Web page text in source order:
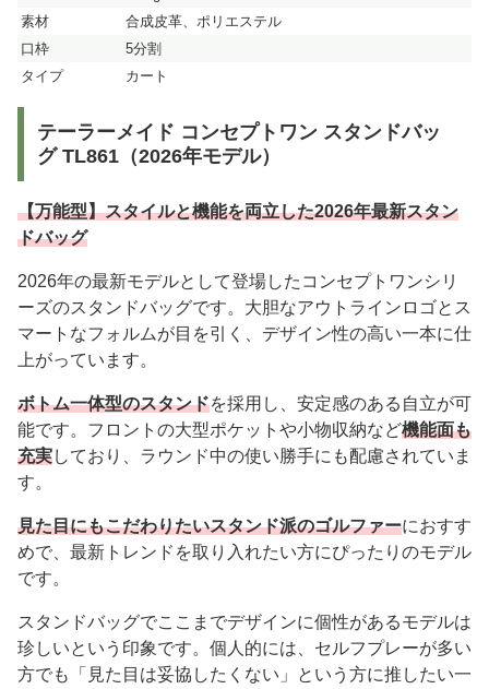
素材
合成皮革、ポリエステル
口枠
5分割
タイプ
カート
テーラーメイド コンセプトワン スタンドバッ
グ TL861（2026年モデル）
【万能型】スタイルと機能を両立した2026年最新スタン
ドバッグ
2026年の最新モデルとして登場したコンセプトワンシリ
ーズのスタンドバッグです。大胆なアウトラインロゴとス
マートなフォルムが目を引く、デザイン性の高い一本に仕
上がっています。
ボトム一体型のスタンドを採用し、安定感のある自立が可
能です。フロントの大型ポケットや小物収納など機能面も
充実しており、ラウンド中の使い勝手にも配慮されていま
す。
見た目にもこだわりたいスタンド派のゴルファーにおすす
めで、最新トレンドを取り入れたい方にぴったりのモデル
です。
スタンドバッグでここまでデザインに個性があるモデルは
珍しいという印象です。個人的には、セルフプレーが多い
方でも「見た目は妥協したくない」という方に推したい一